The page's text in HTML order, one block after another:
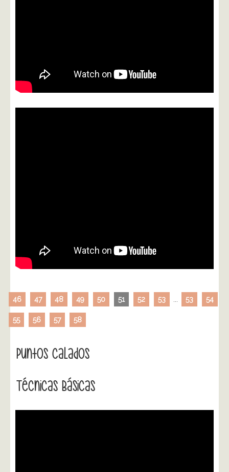
46 47 48 49 50 51 52 53 53 54
55 56 57 58
Puntos Calados
Técnicas Básicas